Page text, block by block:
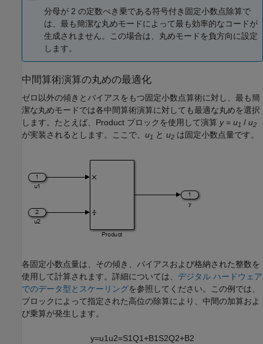
分母が 2 の定数べき乗である符号付き固定小数点除算で
は、最も簡潔な丸めモードによって最も効率的なコードが
生成されません。この場合は、丸めモードを負方向に設定
します。
中間算術演算の丸めの最適化
ゼロ以外の傾きとバイアスをもつ固定小数点算術に対し、最も簡
潔な丸めモードでは各中間算術演算に対しても最適な丸めを選択
します。たとえば、 Product ブロックを使用して演算 y= u1 / u2
が実装されるとします。ここで、 u1 と u2 は固定小数点量です。
各固定小数点量は、その傾き、バイアスおよび格納された整数を
使用して計算されます。詳細については、 デジタル ハードウェア
でのデータ型とスケーリングを参照してください。この例では、
ブロックによって指定された高位の除算により、中間の加算およ
び乗算が発生します。
y=u1u2=S1Q1+B1S2Q2+B2